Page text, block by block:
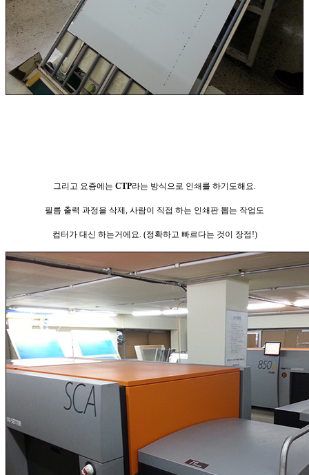
그리고 요즘에는 CTP라는 방식으로 인쇄를 하기도해요.
필름 출력 과정을 삭제, 사람이 직접 하는 인쇄판 뽑는 작업도
컴터가 대신 하는거에요. (정확하고 빠르다는 것이 장점!)